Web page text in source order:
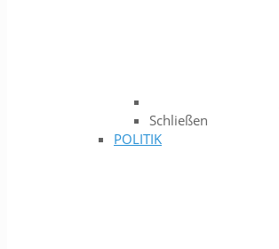
Schließen
POLITIK